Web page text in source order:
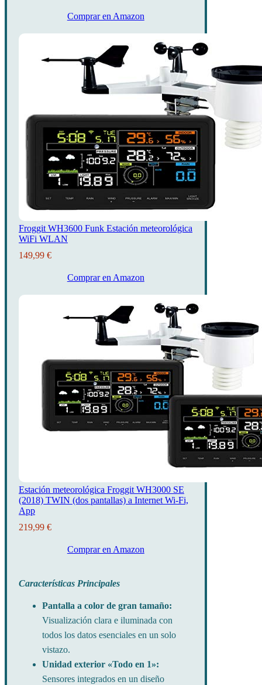
Comprar en Amazon
Froggit WH3600 Funk Estación meteorológica
WiFi WLAN
149,99 €
Comprar en Amazon
Estación meteorológica Froggit WH3000 SE
(2018) TWIN (dos pantallas) a Internet Wi-Fi,
App
219,99 €
Comprar en Amazon
Características Principales
Pantalla a color de gran tamaño:
Visualización clara e iluminada con
todos los datos esenciales en un solo
vistazo.
Unidad exterior «Todo en 1»:
Sensores integrados en un diseño